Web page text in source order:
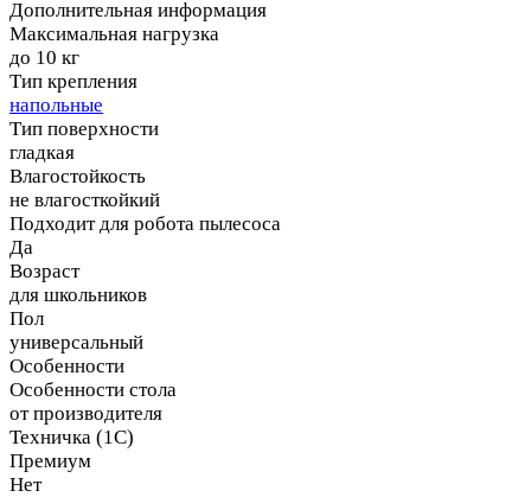
Дополнительная информация
Максимальная нагрузка
до 10 кг
Тип крепления
напольные
Тип поверхности
гладкая
Влагостойкость
не влагосткойкий
Подходит для робота пылесоса
Да
Возраст
для школьников
Пол
универсальный
Особенности
Особенности стола
от производителя
Техничка (1С)
Премиум
Нет